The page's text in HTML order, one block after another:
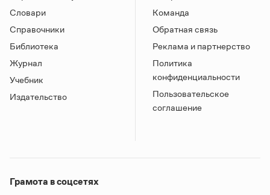
Словари
Справочники
Библиотека
Журнал
Учебник
Издательство
Команда
Обратная связь
Реклама и партнерство
Политика
конфиденциальности
Пользовательское
соглашение
Грамота в соцсетях